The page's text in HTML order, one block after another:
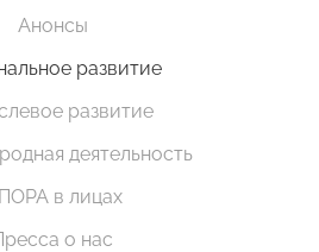
Анонсы
развитие
развитие
деятельность
в лицах
о нас